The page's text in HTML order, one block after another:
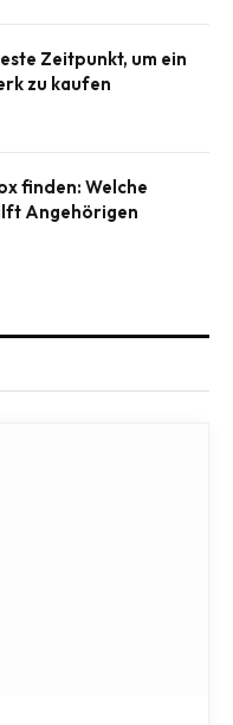
Zeitpunkt, um ein
zu kaufen
finden: Welche
Angehörigen